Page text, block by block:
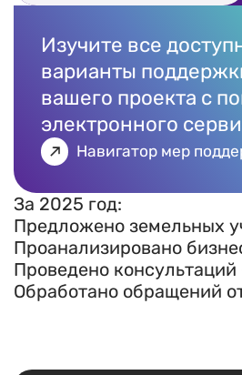
Изучите все
варианты
вашего проекта с
электронного
Навигатор мер
За 2025 год:
Предложено земельных
Проанализировано
Проведено консультаций
Обработано обращений